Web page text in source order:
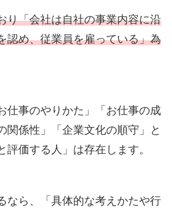
り「会社は自社の事業内容に沿
認め、従業員を雇っている」為
仕事のやりかた」「お仕事の成
関係性」「企業文化の順守」と
評価する人」は存在します。
なら、「具体的な考えかたや行